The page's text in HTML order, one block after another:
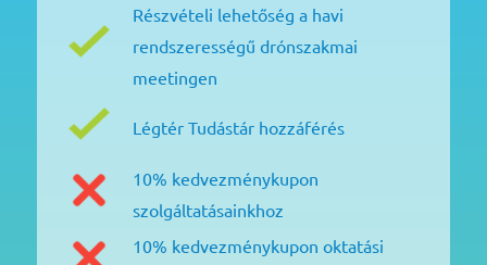
Részvételi lehetőség a havi
rendszerességű drónszakmai
meetingen
Légtér Tudástár hozzáférés
10% kedvezménykupon
szolgáltatásainkhoz
10% kedvezménykupon oktatási